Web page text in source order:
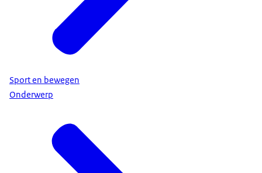
Sport en bewegen
Onderwerp